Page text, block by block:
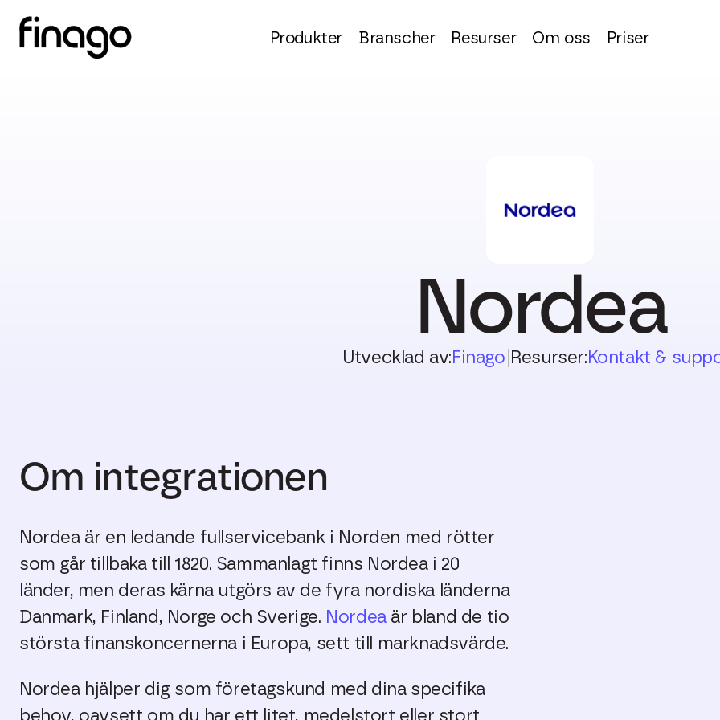
Produkter Branscher Resurser Om oss Priser
Nordea
Utvecklad av:Finago Resurser:Kontakt &
Om integrationen
Nordea är en ledande fullservicebank i Norden med rötter
som går tillbaka till 1820. Sammanlagt finns Nordea i 20
länder, men deras kärna utgörs av de fyra nordiska länderna
Danmark, Finland, Norge och Sverige. Nordeaär bland de tio
största finanskoncernerna i Europa, sett till marknadsvärde.
Nordea hjälper dig som företagskund med dina specifika
behov, oavsett om du har ett litet, medelstort eller stort